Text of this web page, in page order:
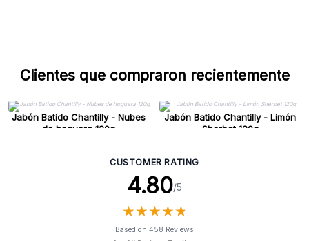
Clientes que compraron recientemente
Jabón Batido Chantilly - Nubes
de hoguera 120g
Jabón Batido Chantilly - Limón
Sherbet 120g
CUSTOMER RATING
4.80/5
★★★★★
★★★★★
Based on 458 Reviews